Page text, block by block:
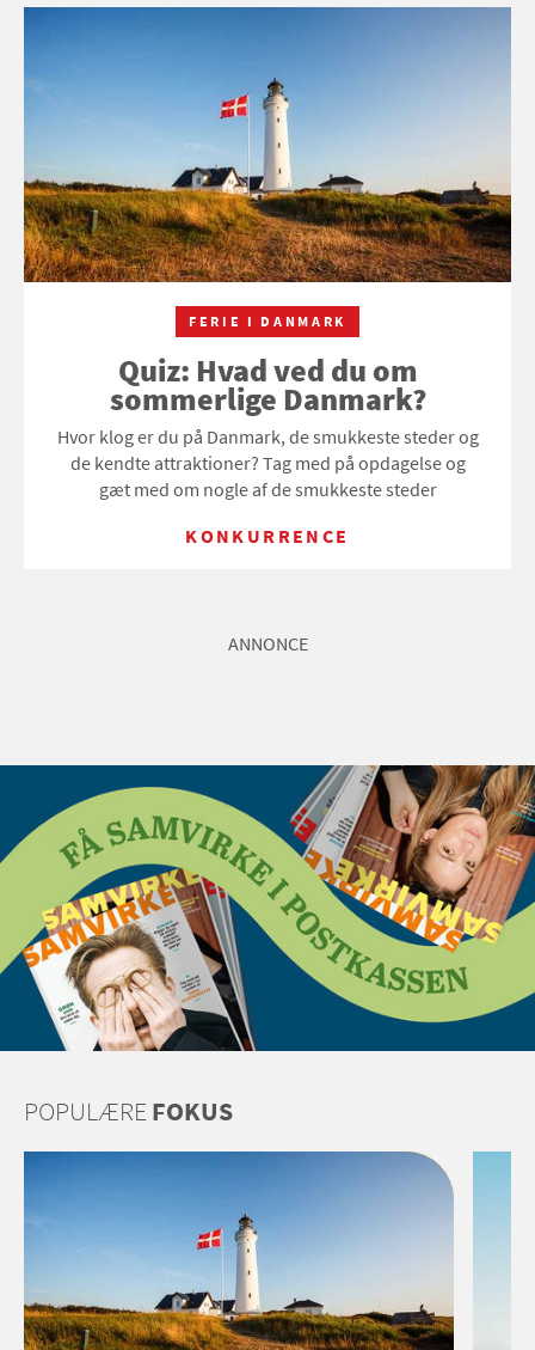
FERIE I DANMARK
Quiz: Hvad ved du om
sommerlige Danmark?
Hvor klog er du på Danmark, de smukkeste steder og
de kendte attraktioner? Tag med på opdagelse og
gæt med om nogle af de smukkeste steder
KONKURRENCE
ANNONCE
POPULÆREFOKUS